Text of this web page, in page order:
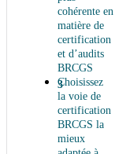
cohérente en
matière de
certification
et d’audits
BRCGS
Choisissez
la voie de
certification
BRCGS la
mieux